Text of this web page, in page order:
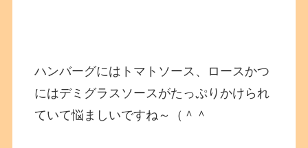
ハンバーグにはトマトソース、ロースかつ
にはデミグラスソースがたっぷりかけられ
ていて悩ましいですね～（＾＾